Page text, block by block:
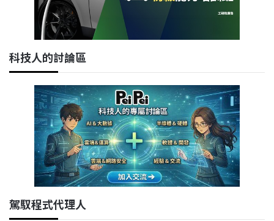
科技人的討論區
駕馭程式代理人